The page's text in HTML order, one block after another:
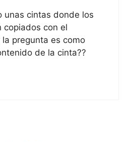
unas cintas donde los
copiados con el
pregunta es como
de la cinta??